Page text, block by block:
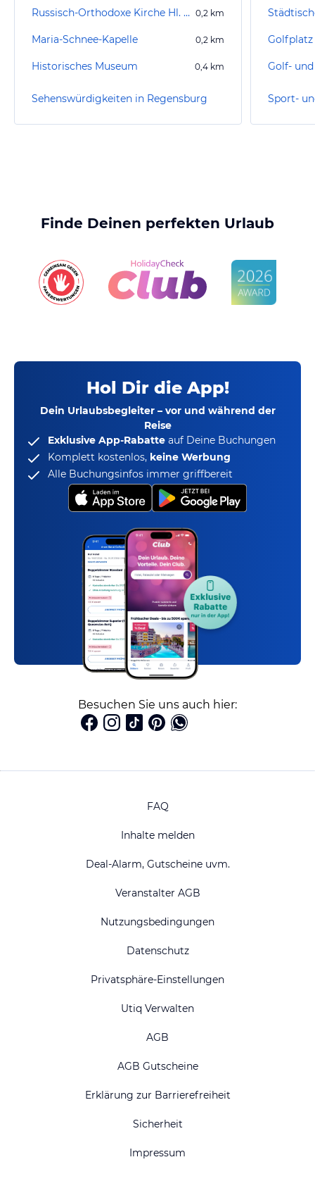
Russisch-Orthodoxe Kirche Hl. Dreifaltigkeit 0,2 km
Maria-Schnee-Kapelle 0,2 km
Historisches Museum 0,4 km
Sehenswürdigkeiten in Regensburg
Finde Deinen perfekten Urlaub
Hol Dir die App!
Dein Urlaubsbegleiter – vor und während der
Reise
Exklusive App-Rabatte auf Deine Buchungen
Komplett kostenlos, keine Werbung
Alle Buchungsinfos immer griffbereit
Besuchen Sie uns auch hier:
FAQ
Inhalte melden
Deal-Alarm, Gutscheine uvm.
Veranstalter AGB
Nutzungsbedingungen
Datenschutz
Privatsphäre-Einstellungen
Utiq Verwalten
AGB
AGB Gutscheine
Erklärung zur Barrierefreiheit
Sicherheit
Impressum